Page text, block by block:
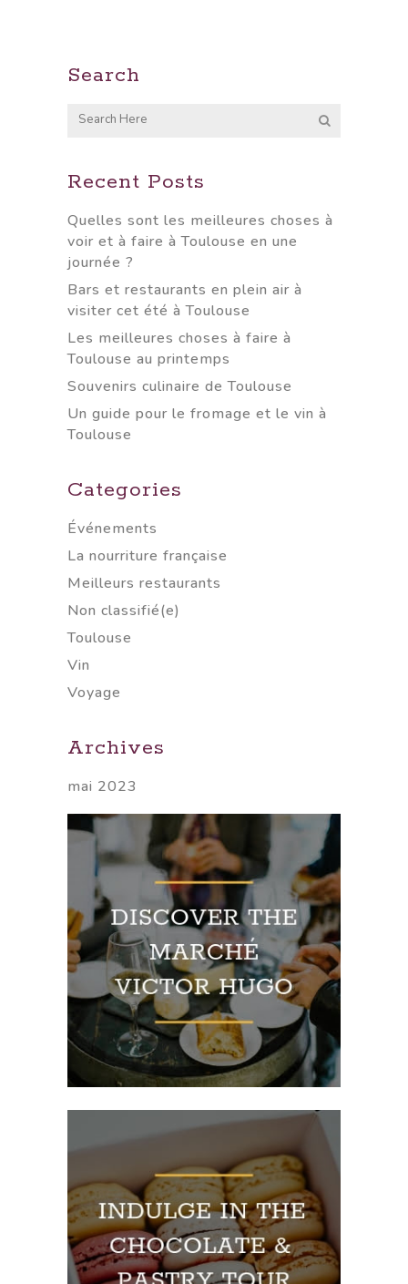
Search
Recent Posts
Quelles sont les meilleures choses à
voir et à faire à Toulouse en une
journée ?
Bars et restaurants en plein air à
visiter cet été à Toulouse
Les meilleures choses à faire à
Toulouse au printemps
Souvenirs culinaire de Toulouse
Un guide pour le fromage et le vin à
Toulouse
Categories
Événements
La nourriture française
Meilleurs restaurants
Non classifié(e)
Toulouse
Vin
Voyage
Archives
mai 2023